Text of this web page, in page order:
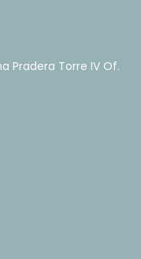
Pradera Torre IV Of.